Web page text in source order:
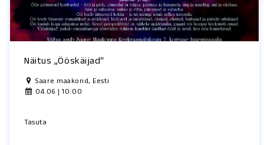
Näitus „Ööskäijad“
Saare maakond, Eesti
04.06 | 10:00
Tasuta